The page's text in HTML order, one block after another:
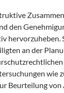
den
hervorzuheben.
an der
wie
Beurteilung